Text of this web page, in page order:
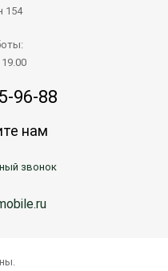
154
96-88
нам
звонок